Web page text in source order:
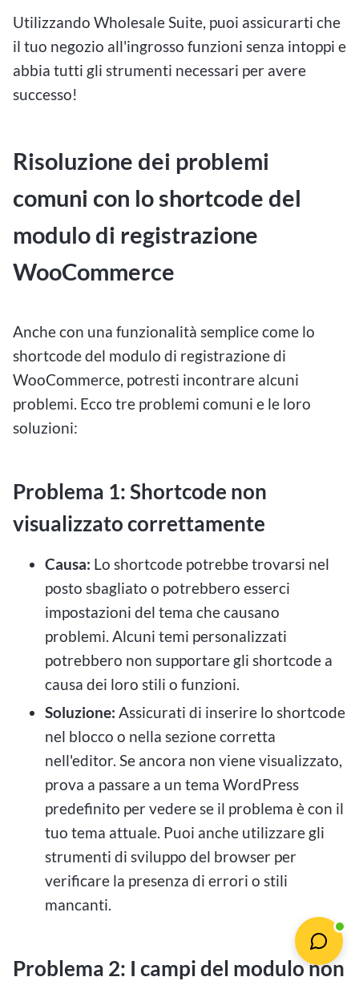
Utilizzando Wholesale Suite, puoi assicurarti che
il tuo negozio all'ingrosso funzioni senza intoppi e
abbia tutti gli strumenti necessari per avere
successo!
Risoluzione dei problemi
comuni con lo shortcode del
modulo di registrazione
WooCommerce
Anche con una funzionalità semplice come lo
shortcode del modulo di registrazione di
WooCommerce, potresti incontrare alcuni
problemi. Ecco tre problemi comuni e le loro
soluzioni:
Problema 1: Shortcode non
visualizzato correttamente
Causa: Lo shortcode potrebbe trovarsi nel
posto sbagliato o potrebbero esserci
impostazioni del tema che causano
problemi. Alcuni temi personalizzati
potrebbero non supportare gli shortcode a
causa dei loro stili o funzioni.
Soluzione: Assicurati di inserire lo shortcode
nel blocco o nella sezione corretta
nell'editor. Se ancora non viene visualizzato,
prova a passare a un tema WordPress
predefinito per vedere se il problema è con il
tuo tema attuale. Puoi anche utilizzare gli
strumenti di sviluppo del browser per
verificare la presenza di errori o stili
mancanti.
Problema 2: I campi del modulo non